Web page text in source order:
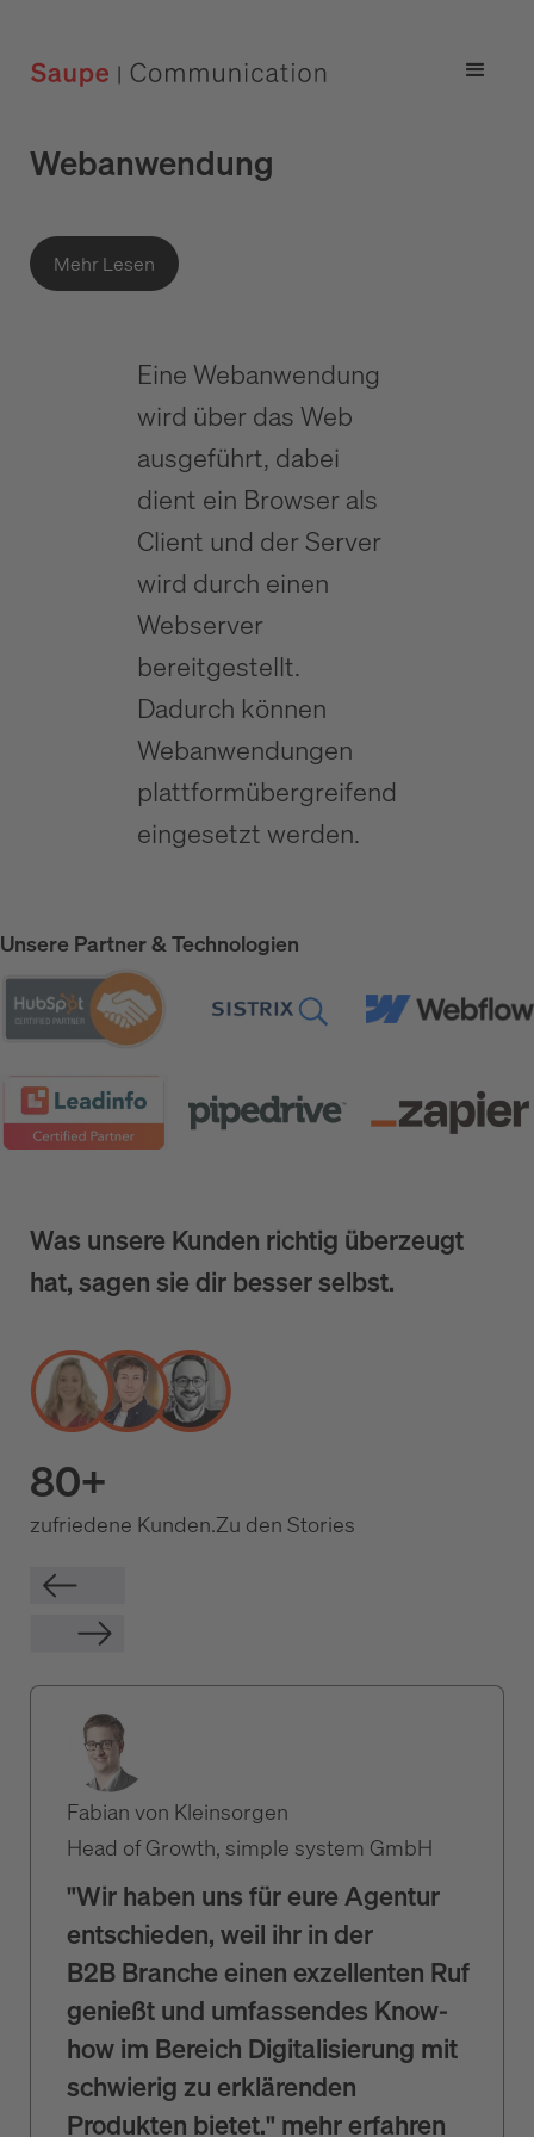
Webanwendung
Mehr Lesen
Eine Webanwendung
wird über das Web
ausgeführt, dabei
dient ein Browser als
Client und der Server
wird durch einen
Webserver
bereitgestellt.
Dadurch können
Webanwendungen
plattformübergreifend
eingesetzt werden.
Unsere Partner & Technologien
Was unsere Kunden richtig überzeugt
hat, sagen sie dir besser selbst.
80+
zufriedene Kunden.Zu den Stories
Fabian von Kleinsorgen
Head of Growth, simple system GmbH
"Wir haben uns für eure Agentur
entschieden, weil ihr in der
B2B Branche einen exzellenten Ruf
genießt und umfassendes Know-
how im Bereich Digitalisierung mit
schwierig zu erklärenden
Produkten bietet." mehr erfahren